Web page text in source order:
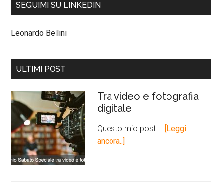
SEGUIMI SU LINKEDIN
Leonardo Bellini
ULTIMI POST
Tra video e fotografia
digitale
Questo mio post …
[Leggi
ancora..]